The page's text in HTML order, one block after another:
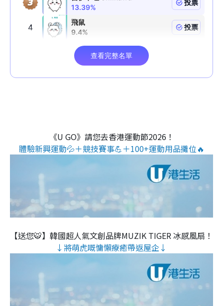
《U GO》請您去香港運動節2026！
體驗新興運動💦＋競技賽事💪＋100+運動用品攤位🔥
【送您🐯】韓國超人氣文創品牌MUZIK TIGER 冰感風扇！
↓將萌虎嘅慵懶療癒帶返屋企↓